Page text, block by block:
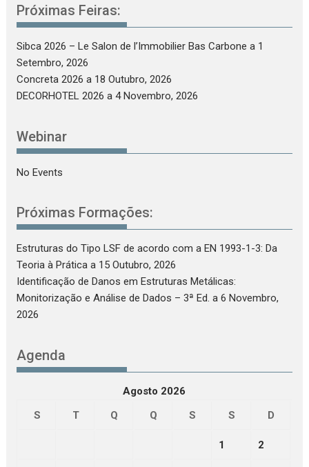
Próximas Feiras:
Sibca 2026 – Le Salon de l’Immobilier Bas Carbone a 1
Setembro, 2026
Concreta 2026 a 18 Outubro, 2026
DECORHOTEL 2026 a 4 Novembro, 2026
Webinar
No Events
Próximas Formações:
Estruturas do Tipo LSF de acordo com a EN 1993-1-3: Da
Teoria à Prática a 15 Outubro, 2026
Identificação de Danos em Estruturas Metálicas:
Monitorização e Análise de Dados – 3ª Ed. a 6 Novembro,
2026
Agenda
Agosto 2026
S
T Q Q S S D
1 2